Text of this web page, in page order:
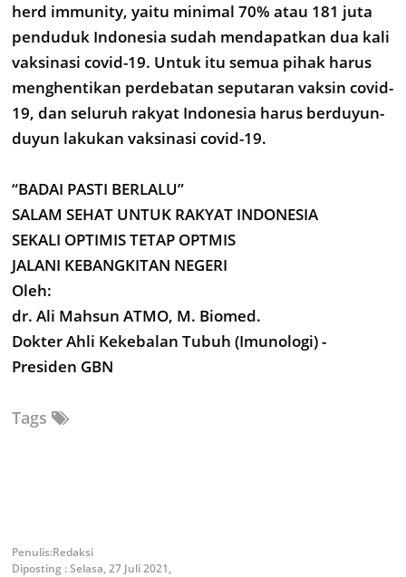
herd immunity, yaitu minimal 70% atau 181 juta
penduduk Indonesia sudah mendapatkan dua kali
vaksinasi covid-19. Untuk itu semua pihak harus
menghentikan perdebatan seputaran vaksin covid-
19, dan seluruh rakyat Indonesia harus berduyun-
duyun lakukan vaksinasi covid-19.
“BADAI PASTI BERLALU”
SALAM SEHAT UNTUK RAKYAT INDONESIA
SEKALI OPTIMIS TETAP OPTMIS
JALANI KEBANGKITAN NEGERI
Oleh:
dr. Ali Mahsun ATMO, M. Biomed.
Dokter Ahli Kekebalan Tubuh (Imunologi) -
Presiden GBN
Tags
Redaksi
Diposting :Selasa, 27 Juli 2021,